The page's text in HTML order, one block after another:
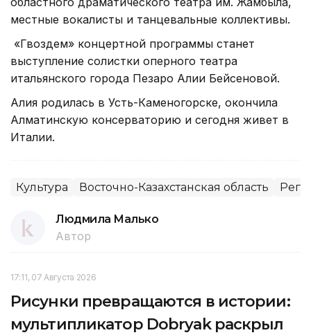
местные вокалисты и танцевальные коллективы.
«Гвоздем» концертной программы станет
выступление солистки оперного театра
итальянского города Пезаро Алии Бейсеновой.
Алия родилась в Усть-Каменогорске, окончила
Алматинскую консерваторию и сегодня живет в
Италии.
Культура Восточно-Казахстанская область
Людмила Малько
Автор
17:11, 07 Августа 2026
Рисунки превращаются в истории:
мультипликатор Dobryak раскрыл